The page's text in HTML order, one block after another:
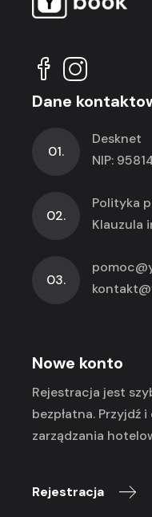
Dane
01.
Desknet
NIP:
02.
Polityka
Klauzula
03.
Nowe konto
Rejestracja jest
bezpłatna. Przyjdź
zarządzania
Rejestracja